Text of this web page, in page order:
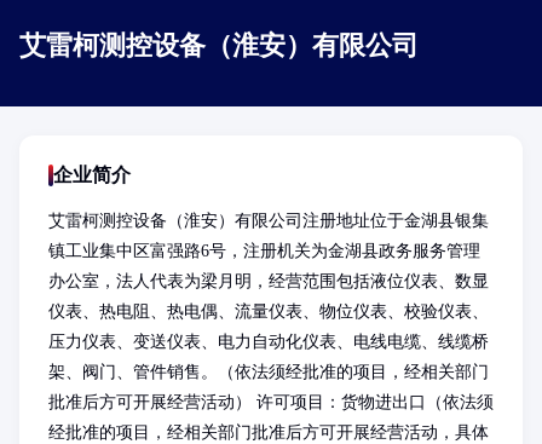
艾雷柯测控设备（淮安）有限公司
企业简介
艾雷柯测控设备（淮安）有限公司注册地址位于金湖县银集
镇工业集中区富强路6号，注册机关为金湖县政务服务管理
办公室，法人代表为梁月明，经营范围包括液位仪表、数显
仪表、热电阻、热电偶、流量仪表、物位仪表、校验仪表、
压力仪表、变送仪表、电力自动化仪表、电线电缆、线缆桥
架、阀门、管件销售。（依法须经批准的项目，经相关部门
批准后方可开展经营活动） 许可项目：货物进出口（依法须
经批准的项目，经相关部门批准后方可开展经营活动，具体